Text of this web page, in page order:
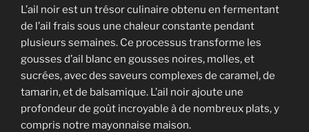
L’ail noir est un trésor culinaire obtenu en fermentant
de l’ail frais sous une chaleur constante pendant
plusieurs semaines. Ce processus transforme les
gousses d’ail blanc en gousses noires, molles, et
sucrées, avec des saveurs complexes de caramel, de
tamarin, et de balsamique. L’ail noir ajoute une
profondeur de goût incroyable à de nombreux plats, y
compris notre mayonnaise maison.